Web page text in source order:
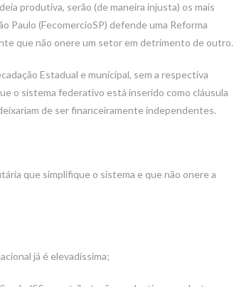
produtiva, serão (de maneira injusta) os mais
Paulo (FecomercioSP) defende uma Reforma
que não onere um setor em detrimento de outro.
Estadual e municipal, sem a respectiva
o sistema federativo está inserido como cláusula
de ser financeiramente independentes.
que simplifique o sistema e que não onere a
já é elevadíssima;